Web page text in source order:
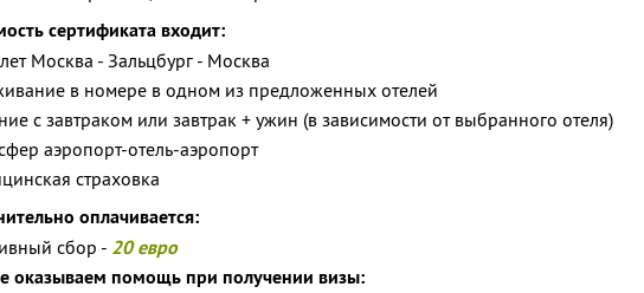
сертификата входит:
Москва - Зальцбург - Москва
в номере в одном из предложенных отелей
с завтраком или завтрак + ужин (в зависимости от выбранного отеля)
аэропорт-отель-аэропорт
страховка
оплачивается:
сбор - 20 евро
оказываем помощь при получении визы: